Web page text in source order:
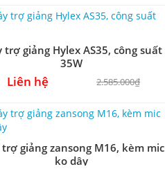
trợ giảng Hylex AS35, công suất
35W
Liên hệ 2.585.000₫
trợ giảng zansong M16, kèm mic
ko dây